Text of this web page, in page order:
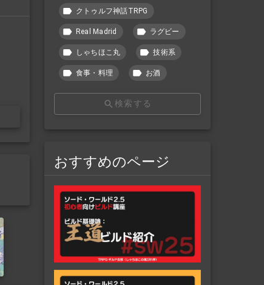
クトゥルフ神話TRPG
Real Madrid ラグビー
しゃちほこ丸 技術系
食事・料理 お酒
検索する
おすすめのページ